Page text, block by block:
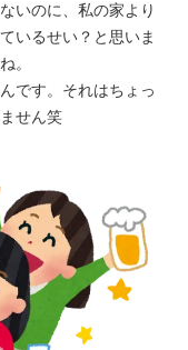
いのに、私の家より
いるせい？と思いま
。
です。それはちょっ
せん笑